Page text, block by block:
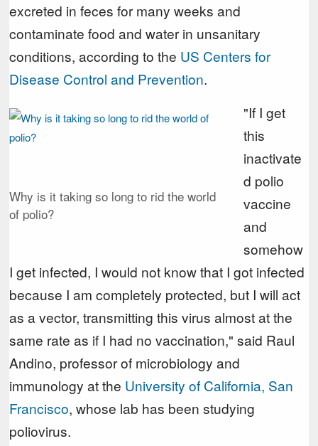
excreted in feces for many weeks and
contaminate food and water in unsanitary
conditions, according to the US Centers for
Disease Control and Prevention.
Why is it taking so long to rid the world
of polio?
"If I get
this
inactivate
d polio
vaccine
and
somehow
I get infected, I would not know that I got infected
because I am completely protected, but I will act
as a vector, transmitting this virus almost at the
same rate as if I had no vaccination," said Raul
Andino, professor of microbiology and
immunology at the University of California, San
Francisco, whose lab has been studying
poliovirus.